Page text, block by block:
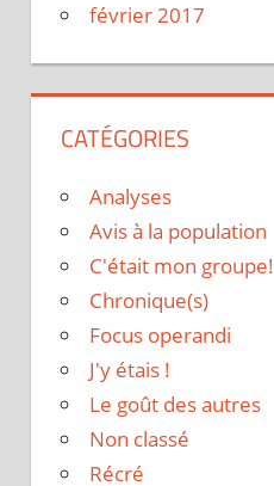
février 2017
CATÉGORIES
Analyses
Avis à la population
C'était mon groupe!
Chronique(s)
Focus operandi
J'y étais !
Le goût des autres
Non classé
Récré